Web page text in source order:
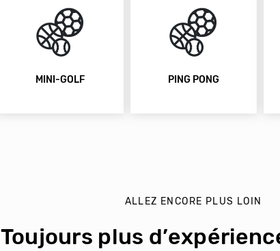
MINI-GOLF PING PONG
ALLEZ ENCORE PLUS LOIN
Toujours plus